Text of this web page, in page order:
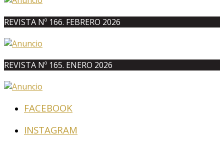
REVISTA Nº 166. FEBRERO 2026
REVISTA Nº 165. ENERO 2026
FACEBOOK
INSTAGRAM